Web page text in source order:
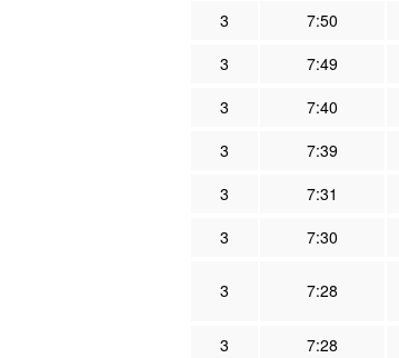
3
7:50
3
7:49
3
7:40
3
7:39
3
7:31
3
7:30
3 7:28
3
7:28